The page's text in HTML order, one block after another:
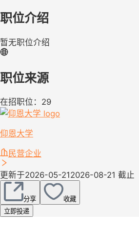
职位介绍
暂无职位介绍
职位来源
在招职位：29
仰恩大学
民营企业
更新于2026-05-212026-08-21 截止
分享
收藏
立即投递